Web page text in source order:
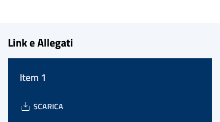
Link e Allegati
Item 1
SCARICA